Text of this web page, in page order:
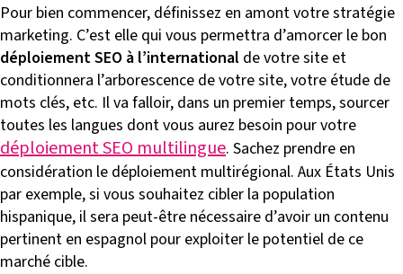
Pour bien commencer, définissez en amont votre stratégie
marketing. C’est elle qui vous permettra d’amorcer le bon
déploiement SEO à l’international de votre site et
conditionnera l’arborescence de votre site, votre étude de
mots clés, etc. Il va falloir, dans un premier temps, sourcer
toutes les langues dont vous aurez besoin pour votre
déploiement SEO multilingue. Sachez prendre en
considération le déploiement multirégional. Aux États Unis
par exemple, si vous souhaitez cibler la population
hispanique, il sera peut-être nécessaire d’avoir un contenu
pertinent en espagnol pour exploiter le potentiel de ce
marché cible.